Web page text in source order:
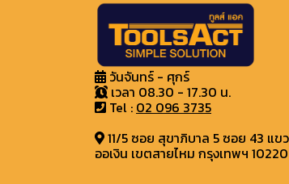
เครื่องตัด
เครื่องมืองานไม้
ดอกสว่านเจาะกระเบื้อง
ดอกสกัด
ดอกสกัด SDS Plus
ดอกสกัด SDS Max
ดอกโฮลซอล์
ดอกเจาะปูน - คอนกรีต
ดอกเจาะเหล็ก
ดอกเจาะสแตนเลส
ดอกเจาะ Coring
ใบตัด/ใบเลื่อย
ใบตัดเหล็ก
อุปกรณ์ขัดและเจียร์
วันจันทร์ - ศุกร์
เวลา 08.30 - 17.30 น.
Tel : 02 096 3735
11/5 ซอย สุขาภิบาล 5 ซอย 43 แข
ออเงิน เขตสายไหม กรุงเทพฯ 10220